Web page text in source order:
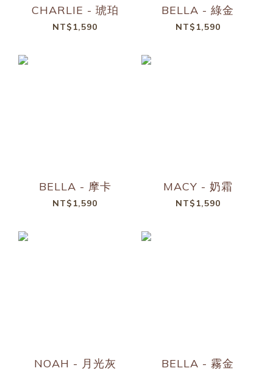
CHARLIE - 琥珀
NT$1,590
BELLA - 綠金
NT$1,590
BELLA - 摩卡
NT$1,590
MACY - 奶霜
NT$1,590
NOAH - 月光灰 BELLA - 霧金